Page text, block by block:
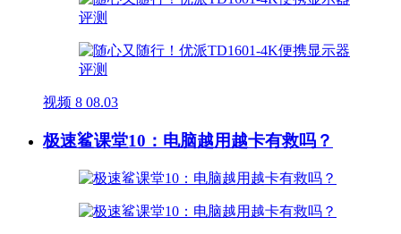
视频 8 08.03
极速鲨课堂10：电脑越用越卡有救吗？